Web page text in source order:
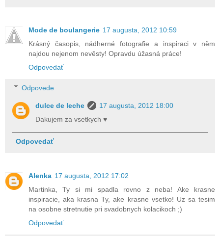
Mode de boulangerie 17 augusta, 2012 10:59
Krásný časopis, nádherné fotografie a inspiraci v něm
najdou nejenom nevěsty! Opravdu úžasná práce!
Odpovedať
Odpovede
dulce de leche
17 augusta, 2012 18:00
Dakujem za vsetkych ♥
Odpovedať
Alenka 17 augusta, 2012 17:02
Martinka, Ty si mi spadla rovno z neba! Ake krasne
inspiracie, aka krasna Ty, ake krasne vsetko! Uz sa tesim
na osobne stretnutie pri svadobnych kolacikoch ;)
Odpovedať